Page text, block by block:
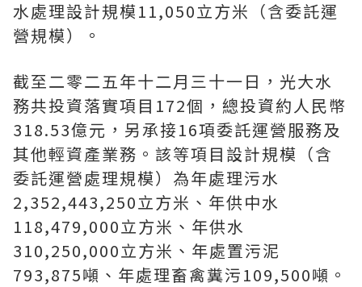
水處理設計規模11,050立方米（含委託運
營規模）。
截至二零二五年十二月三十一日，光大水
務共投資落實項目172個，總投資約人民幣
318.53億元，另承接16項委託運營服務及
其他輕資產業務。該等項目設計規模（含
委託運營處理規模）為年處理污水
2,352,443,250立方米、年供中水
118,479,000立方米、年供水
310,250,000立方米、年處置污泥
793,875噸、年處理畜禽糞污109,500噸。